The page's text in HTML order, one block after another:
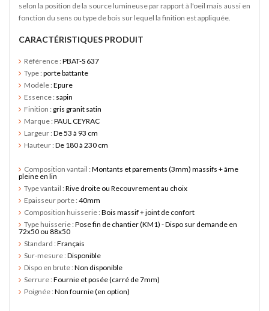
selon la position de la source lumineuse par rapport à l'oeil mais aussi en
fonction du sens ou type de bois sur lequel la finition est appliquée.
CARACTÉRISTIQUES PRODUIT
Référence : PBAT-S 637
Type : porte battante
Modèle : Epure
Essence : sapin
Finition : gris granit satin
Marque : PAUL CEYRAC
Largeur : De 53 à 93 cm
Hauteur : De 180 à 230 cm
Composition vantail : Montants et parements (3mm) massifs + âme
pleine en lin
Type vantail : Rive droite ou Recouvrement au choix
Epaisseur porte : 40mm
Composition huisserie : Bois massif + joint de confort
Type huisserie : Pose fin de chantier (KM1) - Dispo sur demande en
72x50 ou 88x50
Standard : Français
Sur-mesure : Disponible
Dispo en brute : Non disponible
Serrure : Fournie et posée (carré de 7mm)
Poignée : Non fournie (en option)